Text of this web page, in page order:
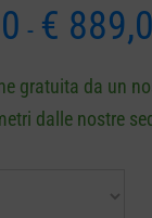
- €
gratuita da un
dalle nostre